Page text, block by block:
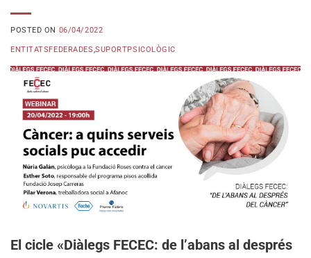
POSTED ON 06/04/2022
ENTITATSFEDERADES,SUPORTPSICOLÒGIC
El cicle «Diàlegs FECEC: de l’abans al després